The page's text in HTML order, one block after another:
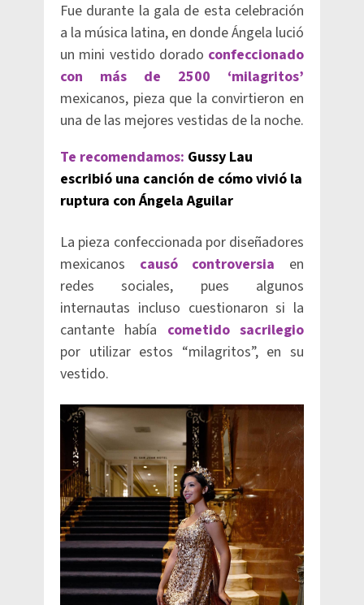
Fue durante la gala de esta celebración
a la música latina, en donde Ángela lució
un mini vestido dorado confeccionado
con más de 2500 ‘milagritos’
mexicanos, pieza que la convirtieron en
una de las mejores vestidas de la noche.
Te recomendamos: Gussy Lau
escribió una canción de cómo vivió la
ruptura con Ángela Aguilar
La pieza confeccionada por diseñadores
mexicanos causó controversia en
redes sociales, pues algunos
internautas incluso cuestionaron si la
cantante había cometido sacrilegio
por utilizar estos “milagritos”, en su
vestido.